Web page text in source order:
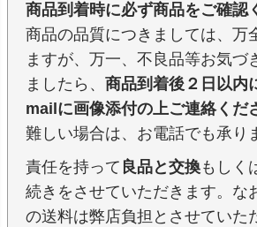
商品到着時に必ず商品をご確認
商品の品質につきましては、万
ますが、万一、不良品等お気づ
ましたら、 商品到着後２日以内
mailに画像添付の上ご連絡くだ
難しい場合は、お電話でも承り
責任を持って 良品と交換もしく
続きをさせていただきます。な
の送料は弊店負担とさせていた